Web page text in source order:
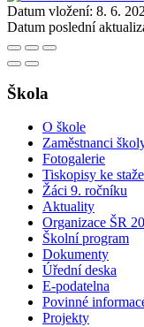
Datum vložení: 8. 6.
Datum poslední
Škola
O škole
Zaměstnanci
Fotogalerie
Tiskopisy ke
Žáci 9. ročníku
Aktuality
Organizace ŠR
Školní program
Dokumenty
Úřední deska
E-podatelna
Povinné
Projekty